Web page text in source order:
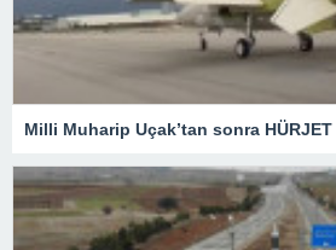
Milli Muharip Uçak’tan sonra HÜRJET